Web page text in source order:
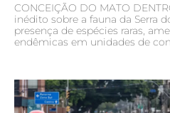
CONCEIÇÃO DO MATO
inédito sobre a fauna da Serra
presença de espécies raras,
endêmicas em unidades de